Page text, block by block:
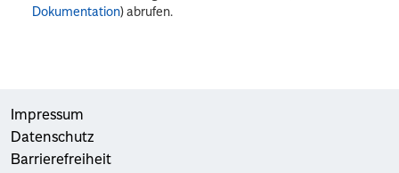
Dokumentation) abrufen.
Impressum
Datenschutz
Barrierefreiheit